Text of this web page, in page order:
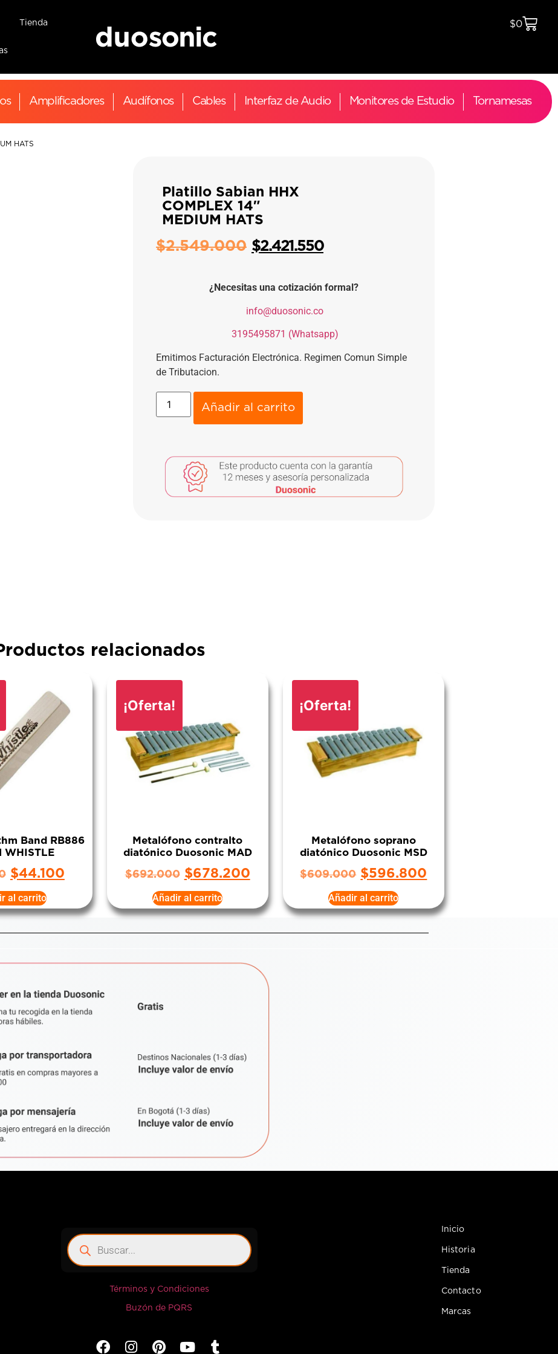
Tienda $0
Amplificadores Audífonos Cables Interfaz de Audio Monitores de Estudio Tornamesas
HATS
Platillo Sabian HHX
COMPLEX 14″
MEDIUM HATS
$2.549.000 $2.421.550
¿Necesitas una cotización formal?
info@duosonic.co
3195495871 (Whatsapp)
Emitimos Facturación Electrónica. Regimen Comun Simple
de Tributacion.
Añadir al carrito
relacionados
Band RB886
WHISTLE
$44.100
al carrito
¡Oferta!
Metalófono contralto
diatónico Duosonic MAD
$692.000 $678.200
Añadir al carrito
¡Oferta!
Metalófono soprano
diatónico Duosonic MSD
$609.000 $596.800
Añadir al carrito
Términos y Condiciones
Buzón de PQRS
Inicio
Historia
Tienda
Contacto
Marcas